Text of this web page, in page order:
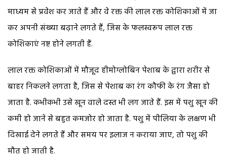
माध्यम से प्रवेश कर जाते हैं और वे रक्त की लाल रक्त कोशिकाओं में जा
कर अपनी संख्या बढ़ाने लगते हैं, जिस के फलस्वरूप लाल रक्त
कोशिकाएं नष्ट होने लगती हैं.
लाल रक्त कोशिकाओं में मौजूद हीमोग्लोबिन पेशाब के द्वारा शरीर से
बाहर निकलने लगता है, जिस से पेशाब का रंग कौफी के रंग जैसा हो
जाता है. कभीकभी उसे खून वाले दस्त भी लग जाते हैं. इस में पशु खून की
कमी हो जाने से बहुत कमजोर हो जाता है. पशु में पीलिया के लक्षण भी
दिखाई देने लगते हैं और समय पर इलाज न कराया जाए, तो पशु की
मौत हो जाती है.